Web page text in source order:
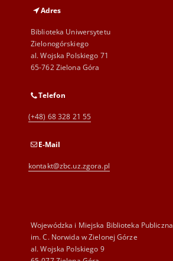
Adres
Biblioteka Uniwersytetu
Zielonogórskiego
al. Wojska Polskiego 71
65-762 Zielona Góra
Telefon
(+48) 68 328 21 55
E-Mail
kontakt@zbc.uz.zgora.pl
Wojewódzka i Miejska Biblioteka Publiczna
im. C. Norwida w Zielonej Górze
al. Wojska Polskiego 9